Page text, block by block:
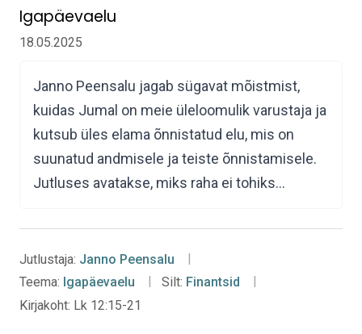
Igapäevaelu
18.05.2025
Janno Peensalu jagab sügavat mõistmist,
kuidas Jumal on meie üleloomulik varustaja ja
kutsub üles elama õnnistatud elu, mis on
suunatud andmisele ja teiste õnnistamisele.
Jutluses avatakse, miks raha ei tohiks…
Jutlustaja: Janno Peensalu
Teema: Igapäevaelu Silt: Finantsid
Kirjakoht: Lk 12:15-21